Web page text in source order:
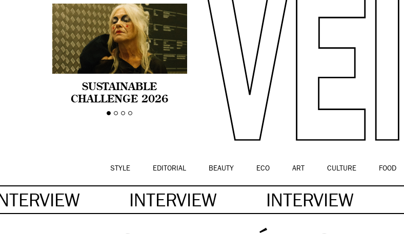
SUSTAINABLE
CHALLENGE 2026
CELEBRA LA
STYLE EDITORIAL BEAUTY ECO ART CULTURE FOOD
INTERVIEW INTERVIEW